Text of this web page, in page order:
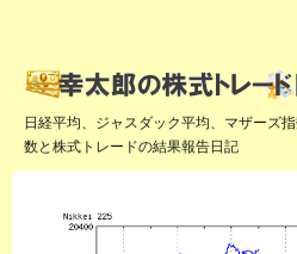
日経平均、ジャスダック平均、マザーズ
数と株式トレードの結果報告日記